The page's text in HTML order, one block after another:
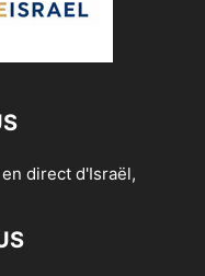
direct d'Israël,